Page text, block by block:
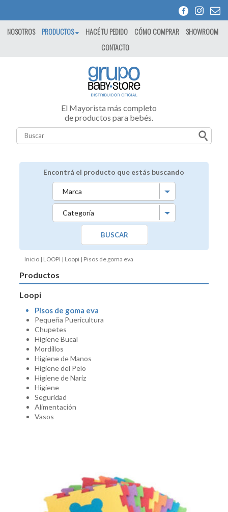
NOSOTROS PRODUCTOS HACÉ TU PEDIDO CÓMO COMPRAR
SHOWROOM
CONTACTO
El Mayorista más completo
de productos para bebés.
Encontrá el producto que estás buscando
BUSCAR
Inicio | LOOPI | Loopi | Pisos de goma eva
Productos
Loopi
Pisos de goma eva
Pequeña Puericultura
Chupetes
Higiene Bucal
Mordillos
Higiene de Manos
Higiene del Pelo
Higiene de Nariz
Higiene
Seguridad
Alimentación
Vasos